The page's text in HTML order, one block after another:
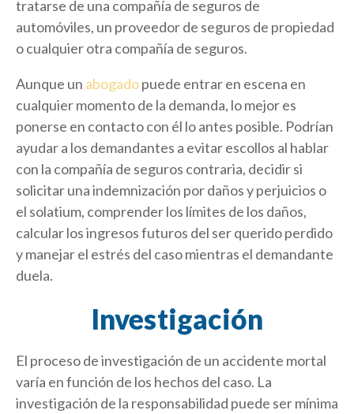
tratarse de una compañía de seguros de
automóviles, un proveedor de seguros de propiedad
o cualquier otra compañía de seguros.
Aunque un abogadopuede entrar en escena en
cualquier momento de la demanda, lo mejor es
ponerse en contacto con él lo antes posible. Podrían
ayudar a los demandantes a evitar escollos al hablar
con la compañía de seguros contraria, decidir si
solicitar una indemnización por daños y perjuicios o
el solatium, comprender los límites de los daños,
calcular los ingresos futuros del ser querido perdido
y manejar el estrés del caso mientras el demandante
duela.
Investigación
El proceso de investigación de un accidente mortal
varía en función de los hechos del caso. La
investigación de la responsabilidad puede ser mínima